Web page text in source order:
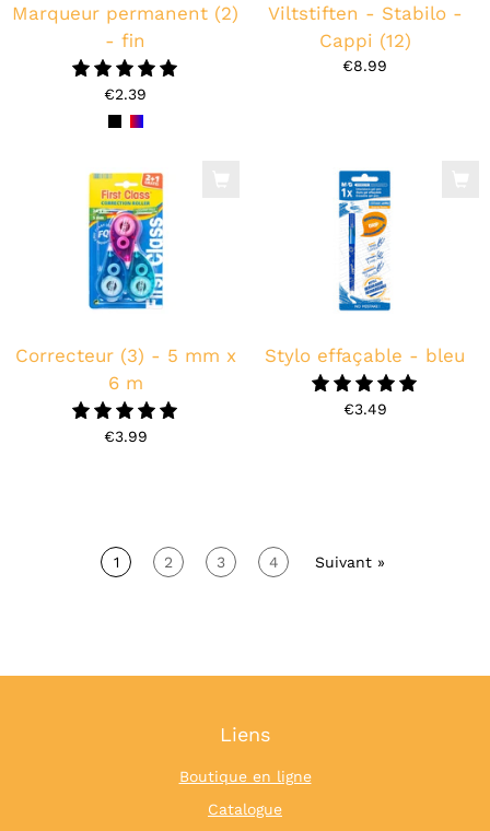
Marqueur permanent (2)
- fin
€2.39
Viltstiften - Stabilo -
Cappi (12)
€8.99
Correcteur (3) - 5 mm x
6 m
€3.99
Stylo effaçable - bleu
€3.49
1 2 3 4 Suivant »
Liens
Boutique en ligne
Catalogue